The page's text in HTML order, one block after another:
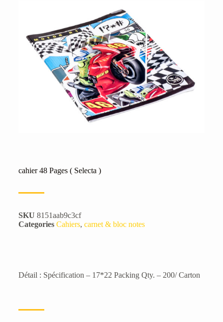
cahier 48 Pages ( Selecta )
SKU 8151aab9c3cf
Categories Cahiers, carnet & bloc notes
Détail : Spécification – 17*22 Packing Qty. – 200/ Carton